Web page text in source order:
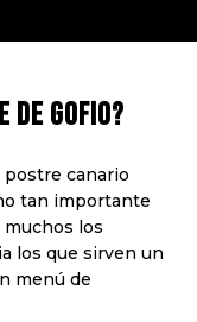
de gofio?
postre canario
tan importante
muchos los
los que sirven un
menú de